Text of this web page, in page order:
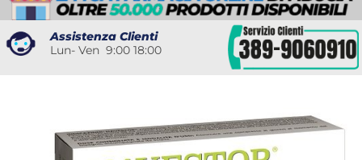
Assistenza Clienti
Lun- Ven 9:00 18:00